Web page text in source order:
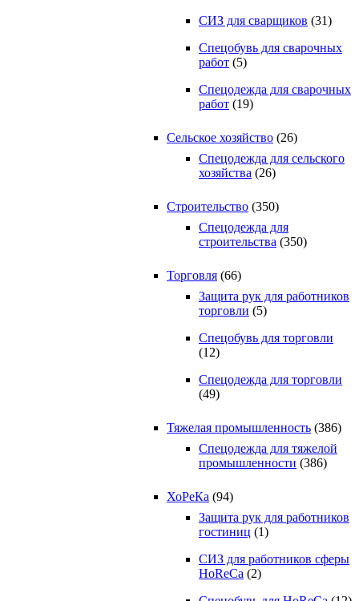
СИЗ для сварщиков (31)
Спецобувь для сварочных
работ (5)
Спецодежда для сварочных
работ (19)
Сельское хозяйство (26)
Спецодежда для сельского
хозяйства (26)
Строительство (350)
Спецодежда для
строительства (350)
Торговля (66)
Защита рук для работников
торговли (5)
Спецобувь для торговли
(12)
Спецодежда для торговли
(49)
Тяжелая промышленность (386)
Спецодежда для тяжелой
промышленности (386)
ХоРеКа (94)
Защита рук для работников
гостиниц (1)
СИЗ для работников сферы
HoReCa (2)